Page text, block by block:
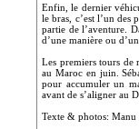
Enfin, le dernier
le bras, c’est l’un
partie de l’aventure.
d’une manière ou
Les premiers tours de
au Maroc en juin.
pour accumuler un
avant de s’aligner au
Texte & photos: Manu